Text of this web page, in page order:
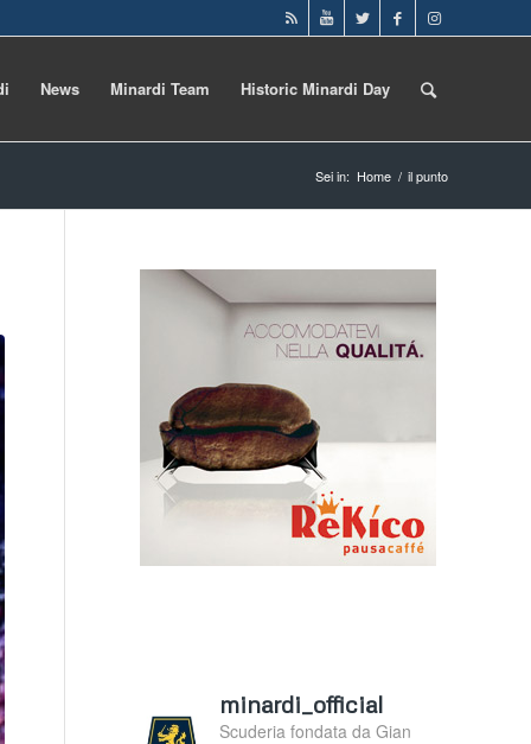
News Minardi Team Historic Minardi Day
Sei in: Home / il punto
minardi_official
Scuderia fondata da Gian